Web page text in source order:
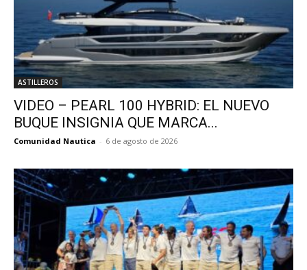
ASTILLEROS
VIDEO – PEARL 100 HYBRID: EL NUEVO
BUQUE INSIGNIA QUE MARCA...
Comunidad Nautica - 6 de agosto de 2026